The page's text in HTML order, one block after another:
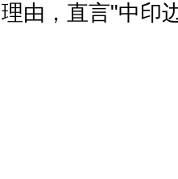
理由，直言"中印